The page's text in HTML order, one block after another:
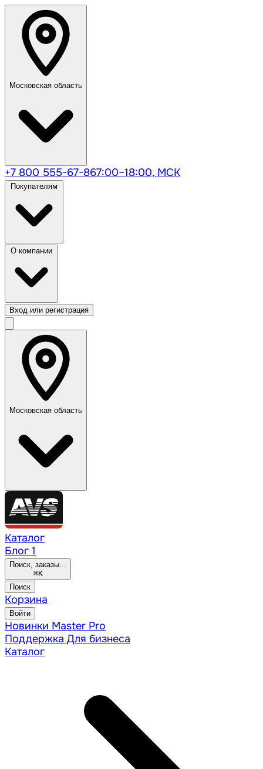
Московская область
+7 800 555-67-867:00–18:00, МСК
Вход или регистрация
Московская область
Каталог
Блог 1
Поиск, заказы...
⌘K
Поиск
Корзина
Войти
Новинки Master Pro
Поддержка Для бизнеса
Каталог